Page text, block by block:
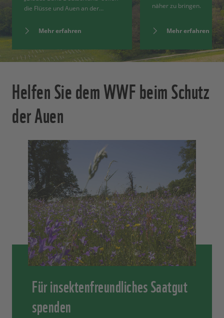
die Flüsse und Auen an der…
Mehr erfahren
näher zu bringen.
Mehr erfahren
Helfen Sie dem WWF beim Schutz
der Auen
Für insektenfreundliches Saatgut
spenden